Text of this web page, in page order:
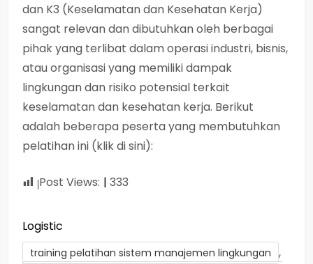
dan K3 (Keselamatan dan Kesehatan Kerja)
sangat relevan dan dibutuhkan oleh berbagai
pihak yang terlibat dalam operasi industri, bisnis,
atau organisasi yang memiliki dampak
lingkungan dan risiko potensial terkait
keselamatan dan kesehatan kerja. Berikut
adalah beberapa peserta yang membutuhkan
pelatihan ini (klik di sini):
Post Views: 333
Logistic
training pelatihan sistem manajemen lingkungan ,